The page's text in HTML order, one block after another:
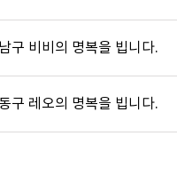
구 비비의 명복을 빕니다.
구 레오의 명복을 빕니다.